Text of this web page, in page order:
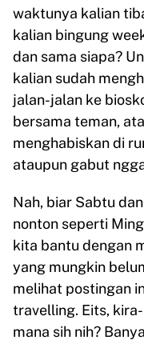
waktunya kalian
kalian bingung
dan sama siapa?
kalian sudah
jalan-jalan ke
bersama teman,
menghabiskan di
ataupun gabut
Nah, biar Sabtu
nonton seperti
kita bantu dengan
yang mungkin
melihat postingan
travelling. Eits,
mana sih nih?